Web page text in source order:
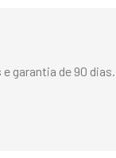
garantia de 90 dias.